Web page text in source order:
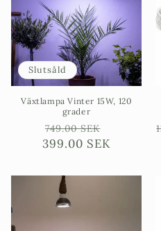
Slutsåld
Växtlampa Vinter 15W, 120
grader
Ordinarie
pris
749.00 SEK
399.00 SEK